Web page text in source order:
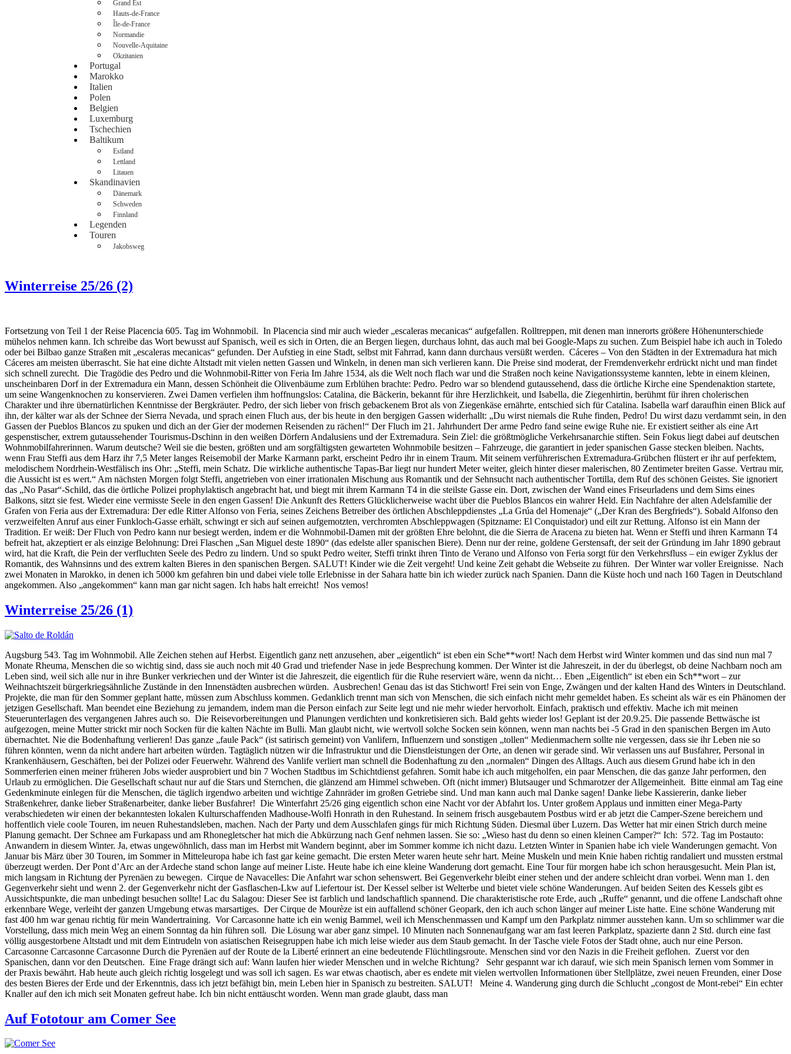
Grand Est
Hauts-de-France
Île-de-France
Normandie
Nouvelle-Aquitaine
Okzitanien
Portugal
Marokko
Italien
Polen
Belgien
Luxemburg
Tschechien
Baltikum
Estland
Lettland
Litauen
Skandinavien
Dänemark
Schweden
Finnland
Legenden
Touren
Jakobsweg
Winterreise 25/26 (2)
Fortsetzung von Teil 1 der Reise Placencia 605. Tag im Wohnmobil. In Placencia sind mir auch wieder „escaleras mecanicas“ aufgefallen. Rolltreppen, mit denen man innerorts größere Höhenunterschiede
mühelos nehmen kann. Ich schreibe das Wort bewusst auf Spanisch, weil es sich in Orten, die an Bergen liegen, durchaus lohnt, das auch mal bei Google-Maps zu suchen. Zum Beispiel habe ich auch in Toledo
oder bei Bilbao ganze Straßen mit „escaleras mecanicas“ gefunden. Der Aufstieg in eine Stadt, selbst mit Fahrrad, kann dann durchaus versüßt werden. Cáceres – Von den Städten in der Extremadura hat mich
Cáceres am meisten überrascht. Sie hat eine dichte Altstadt mit vielen netten Gassen und Winkeln, in denen man sich verlieren kann. Die Preise sind moderat, der Fremdenverkehr erdrückt nicht und man findet
sich schnell zurecht. Die Tragödie des Pedro und die Wohnmobil-Ritter von Feria Im Jahre 1534, als die Welt noch flach war und die Straßen noch keine Navigationssysteme kannten, lebte in einem kleinen,
unscheinbaren Dorf in der Extremadura ein Mann, dessen Schönheit die Olivenbäume zum Erblühen brachte: Pedro. Pedro war so blendend gutaussehend, dass die örtliche Kirche eine Spendenaktion startete,
um seine Wangenknochen zu konservieren. Zwei Damen verfielen ihm hoffnungslos: Catalina, die Bäckerin, bekannt für ihre Herzlichkeit, und Isabella, die Ziegenhirtin, berühmt für ihren cholerischen
Charakter und ihre übernatürlichen Kenntnisse der Bergkräuter. Pedro, der sich lieber von frisch gebackenem Brot als von Ziegenkäse ernährte, entschied sich für Catalina. Isabella warf daraufhin einen Blick auf
ihn, der kälter war als der Schnee der Sierra Nevada, und sprach einen Fluch aus, der bis heute in den bergigen Gassen widerhallt: „Du wirst niemals die Ruhe finden, Pedro! Du wirst dazu verdammt sein, in den
Gassen der Pueblos Blancos zu spuken und dich an der Gier der modernen Reisenden zu rächen!“ Der Fluch im 21. Jahrhundert Der arme Pedro fand seine ewige Ruhe nie. Er existiert seither als eine Art
gespenstischer, extrem gutaussehender Tourismus-Dschinn in den weißen Dörfern Andalusiens und der Extremadura. Sein Ziel: die größtmögliche Verkehrsanarchie stiften. Sein Fokus liegt dabei auf deutschen
Wohnmobilfahrerinnen. Warum deutsche? Weil sie die besten, größten und am sorgfältigsten gewarteten Wohnmobile besitzen – Fahrzeuge, die garantiert in jeder spanischen Gasse stecken bleiben. Nachts,
wenn Frau Steffi aus dem Harz ihr 7,5 Meter langes Reisemobil der Marke Karmann parkt, erscheint Pedro ihr in einem Traum. Mit seinem verführerischen Extremadura-Grübchen flüstert er ihr auf perfektem,
melodischem Nordrhein-Westfälisch ins Ohr: „Steffi, mein Schatz. Die wirkliche authentische Tapas-Bar liegt nur hundert Meter weiter, gleich hinter dieser malerischen, 80 Zentimeter breiten Gasse. Vertrau mir,
die Aussicht ist es wert.“ Am nächsten Morgen folgt Steffi, angetrieben von einer irrationalen Mischung aus Romantik und der Sehnsucht nach authentischer Tortilla, dem Ruf des schönen Geistes. Sie ignoriert
das „No Pasar“-Schild, das die örtliche Polizei prophylaktisch angebracht hat, und biegt mit ihrem Karmann T4 in die steilste Gasse ein. Dort, zwischen der Wand eines Friseurladens und dem Sims eines
Balkons, sitzt sie fest. Wieder eine vermisste Seele in den engen Gassen! Die Ankunft des Retters Glücklicherweise wacht über die Pueblos Blancos ein wahrer Held. Ein Nachfahre der alten Adelsfamilie der
Grafen von Feria aus der Extremadura: Der edle Ritter Alfonso von Feria, seines Zeichens Betreiber des örtlichen Abschleppdienstes „La Grúa del Homenaje“ („Der Kran des Bergfrieds“). Sobald Alfonso den
verzweifelten Anruf aus einer Funkloch-Gasse erhält, schwingt er sich auf seinen aufgemotzten, verchromten Abschleppwagen (Spitzname: El Conquistador) und eilt zur Rettung. Alfonso ist ein Mann der
Tradition. Er weiß: Der Fluch von Pedro kann nur besiegt werden, indem er die Wohnmobil-Damen mit der größten Ehre belohnt, die die Sierra de Aracena zu bieten hat. Wenn er Steffi und ihren Karmann T4
befreit hat, akzeptiert er als einzige Belohnung: Drei Flaschen „San Miguel deste 1890“ (das edelste aller spanischen Biere). Denn nur der reine, goldene Gerstensaft, der seit der Gründung im Jahr 1890 gebraut
wird, hat die Kraft, die Pein der verfluchten Seele des Pedro zu lindern. Und so spukt Pedro weiter, Steffi trinkt ihren Tinto de Verano und Alfonso von Feria sorgt für den Verkehrsfluss – ein ewiger Zyklus der
Romantik, des Wahnsinns und des extrem kalten Bieres in den spanischen Bergen. SALUT! Kinder wie die Zeit vergeht! Und keine Zeit gehabt die Webseite zu führen. Der Winter war voller Ereignisse. Nach
zwei Monaten in Marokko, in denen ich 5000 km gefahren bin und dabei viele tolle Erlebnisse in der Sahara hatte bin ich wieder zurück nach Spanien. Dann die Küste hoch und nach 160 Tagen in Deutschland
angekommen. Also „angekommen“ kann man gar nicht sagen. Ich habs halt erreicht! Nos vemos!
Winterreise 25/26 (1)
Augsburg 543. Tag im Wohnmobil. Alle Zeichen stehen auf Herbst. Eigentlich ganz nett anzusehen, aber „eigentlich“ ist eben ein Sche**wort! Nach dem Herbst wird Winter kommen und das sind nun mal 7
Monate Rheuma, Menschen die so wichtig sind, dass sie auch noch mit 40 Grad und triefender Nase in jede Besprechung kommen. Der Winter ist die Jahreszeit, in der du überlegst, ob deine Nachbarn noch am
Leben sind, weil sich alle nur in ihre Bunker verkriechen und der Winter ist die Jahreszeit, die eigentlich für die Ruhe reserviert wäre, wenn da nicht… Eben „Eigentlich“ ist eben ein Sch**wort – zur
Weihnachtszeit bürgerkriegsähnliche Zustände in den Innenstädten ausbrechen würden. Ausbrechen! Genau das ist das Stichwort! Frei sein von Enge, Zwängen und der kalten Hand des Winters in Deutschland.
Projekte, die man für den Sommer geplant hatte, müssen zum Abschluss kommen. Gedanklich trennt man sich von Menschen, die sich einfach nicht mehr gemeldet haben. Es scheint als wär es ein Phänomen der
jetzigen Gesellschaft. Man beendet eine Beziehung zu jemandem, indem man die Person einfach zur Seite legt und nie mehr wieder hervorholt. Einfach, praktisch und effektiv. Mache ich mit meinen
Steuerunterlagen des vergangenen Jahres auch so. Die Reisevorbereitungen und Planungen verdichten und konkretisieren sich. Bald gehts wieder los! Geplant ist der 20.9.25. Die passende Bettwäsche ist
aufgezogen, meine Mutter strickt mir noch Socken für die kalten Nächte im Bulli. Man glaubt nicht, wie wertvoll solche Socken sein können, wenn man nachts bei -5 Grad in den spanischen Bergen im Auto
übernachtet. Nie die Bodenhaftung verlieren! Das ganze „faule Pack“ (ist satirisch gemeint) von Vanlifern, Influenzern und sonstigen „tollen“ Medienmachern sollte nie vergessen, dass sie ihr Leben nie so
führen könnten, wenn da nicht andere hart arbeiten würden. Tagtäglich nützen wir die Infrastruktur und die Dienstleistungen der Orte, an denen wir gerade sind. Wir verlassen uns auf Busfahrer, Personal in
Krankenhäusern, Geschäften, bei der Polizei oder Feuerwehr. Während des Vanlife verliert man schnell die Bodenhaftung zu den „normalen“ Dingen des Alltags. Auch aus diesem Grund habe ich in den
Sommerferien einen meiner früheren Jobs wieder ausprobiert und bin 7 Wochen Stadtbus im Schichtdienst gefahren. Somit habe ich auch mitgeholfen, ein paar Menschen, die das ganze Jahr performen, den
Urlaub zu ermöglichen. Die Gesellschaft schaut nur auf die Stars und Sternchen, die glänzend am Himmel schweben. Oft (nicht immer) Blutsauger und Schmarotzer der Allgemeinheit. Bitte einmal am Tag eine
Gedenkminute einlegen für die Menschen, die täglich irgendwo arbeiten und wichtige Zahnräder im großen Getriebe sind. Und man kann auch mal Danke sagen! Danke liebe Kassiererin, danke lieber
Straßenkehrer, danke lieber Straßenarbeiter, danke lieber Busfahrer! Die Winterfahrt 25/26 ging eigentlich schon eine Nacht vor der Abfahrt los. Unter großem Applaus und inmitten einer Mega-Party
verabschiedeten wir einen der bekanntesten lokalen Kulturschaffenden Madhouse-Wolfi Honrath in den Ruhestand. In seinem frisch ausgebautem Postbus wird er ab jetzt die Camper-Szene bereichern und
hoffentlich viele coole Touren, im neuen Ruhestandsleben, machen. Nach der Party und dem Ausschlafen gings für mich Richtung Süden. Diesmal über Luzern. Das Wetter hat mir einen Strich durch meine
Planung gemacht. Der Schnee am Furkapass und am Rhonegletscher hat mich die Abkürzung nach Genf nehmen lassen. Sie so: „Wieso hast du denn so einen kleinen Camper?“ Ich: 572. Tag im Postauto:
Anwandern in diesem Winter. Ja, etwas ungewöhnlich, dass man im Herbst mit Wandern beginnt, aber im Sommer komme ich nicht dazu. Letzten Winter in Spanien habe ich viele Wanderungen gemacht. Von
Januar bis März über 30 Touren, im Sommer in Mitteleuropa habe ich fast gar keine gemacht. Die ersten Meter waren heute sehr hart. Meine Muskeln und mein Knie haben richtig randaliert und mussten erstmal
überzeugt werden. Der Pont d’Arc an der Ardeche stand schon lange auf meiner Liste. Heute habe ich eine kleine Wanderung dort gemacht. Eine Tour für morgen habe ich schon herausgesucht. Mein Plan ist,
mich langsam in Richtung der Pyrenäen zu bewegen. Cirque de Navacelles: Die Anfahrt war schon sehenswert. Bei Gegenverkehr bleibt einer stehen und der andere schleicht dran vorbei. Wenn man 1. den
Gegenverkehr sieht und wenn 2. der Gegenverkehr nicht der Gasflaschen-Lkw auf Liefertour ist. Der Kessel selber ist Welterbe und bietet viele schöne Wanderungen. Auf beiden Seiten des Kessels gibt es
Aussichtspunkte, die man unbedingt besuchen sollte! Lac du Salagou: Dieser See ist farblich und landschaftlich spannend. Die charakteristische rote Erde, auch „Ruffe“ genannt, und die offene Landschaft ohne
erkennbare Wege, verleiht der ganzen Umgebung etwas marsartiges. Der Cirque de Mourèze ist ein auffallend schöner Geopark, den ich auch schon länger auf meiner Liste hatte. Eine schöne Wanderung mit
fast 400 hm war genau richtig für mein Wandertraining. Vor Carcasonne hatte ich ein wenig Bammel, weil ich Menschenmassen und Kampf um den Parkplatz nimmer ausstehen kann. Um so schlimmer war die
Vorstellung, dass mich mein Weg an einem Sonntag da hin führen soll. Die Lösung war aber ganz simpel. 10 Minuten nach Sonnenaufgang war am fast leeren Parkplatz, spazierte dann 2 Std. durch eine fast
völlig ausgestorbene Altstadt und mit dem Eintrudeln von asiatischen Reisegruppen habe ich mich leise wieder aus dem Staub gemacht. In der Tasche viele Fotos der Stadt ohne, auch nur eine Person.
Carcasonne Carcasonne Carcasonne Durch die Pyrenäen auf der Route de la Liberté erinnert an eine bedeutende Flüchtlingsroute. Menschen sind vor den Nazis in die Freiheit geflohen. Zuerst vor den
Spanischen, dann vor den Deutschen. Eine Frage drängt sich auf: Wann laufen hier wieder Menschen und in welche Richtung? Sehr gespannt war ich darauf, wie sich mein Spanisch lernen vom Sommer in
der Praxis bewährt. Hab heute auch gleich richtig losgelegt und was soll ich sagen. Es war etwas chaotisch, aber es endete mit vielen wertvollen Informationen über Stellplätze, zwei neuen Freunden, einer Dose
des besten Bieres der Erde und der Erkenntnis, dass ich jetzt befähigt bin, mein Leben hier in Spanisch zu bestreiten. SALUT! Meine 4. Wanderung ging durch die Schlucht „congost de Mont-rebei“ Ein echter
Knaller auf den ich mich seit Monaten gefreut habe. Ich bin nicht enttäuscht worden. Wenn man grade glaubt, dass man
Auf Fototour am Comer See